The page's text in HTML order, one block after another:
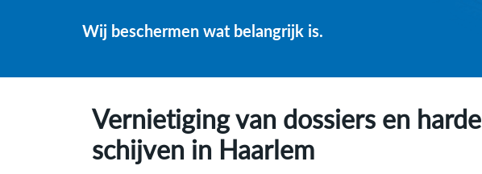
Wij beschermen wat belangrijk is.
Vernietiging van dossiers en harde
schijven in Haarlem